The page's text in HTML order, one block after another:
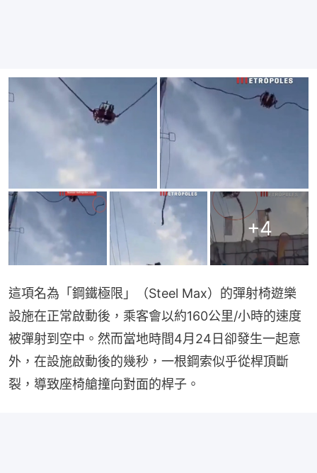
+4
這項名為「鋼鐵極限」（Steel Max）的彈射椅遊樂
設施在正常啟動後，乘客會以約160公里/小時的速度
被彈射到空中。然而當地時間4月24日卻發生一起意
外，在設施啟動後的幾秒，一根鋼索似乎從桿頂斷
裂，導致座椅艙撞向對面的桿子。